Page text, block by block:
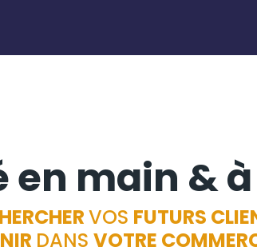
en main &
VOS FUTURS
DANS VOTRE